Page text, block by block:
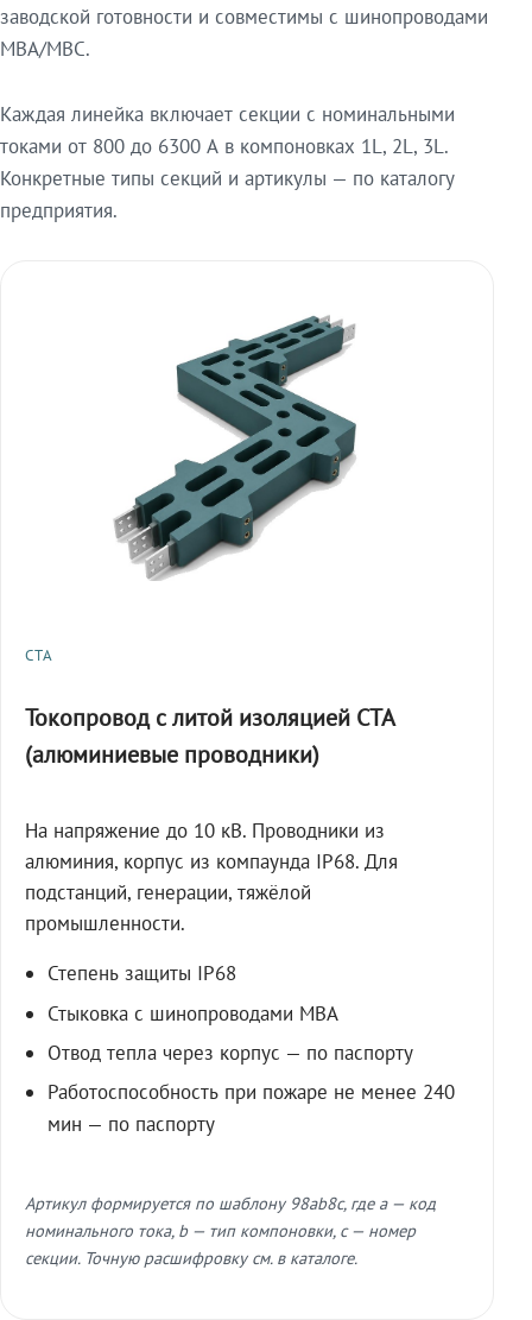
заводской готовности и совместимы с шинопроводами
МВА/МВС.
Каждая линейка включает секции с номинальными
токами от 800 до 6300 А в компоновках 1L, 2L, 3L.
Конкретные типы секций и артикулы — по каталогу
предприятия.
СТА
Токопровод с литой изоляцией СТА
(алюминиевые проводники)
На напряжение до 10 кВ. Проводники из
алюминия, корпус из компаунда IP68. Для
подстанций, генерации, тяжёлой
промышленности.
Степень защиты IP68
Стыковка с шинопроводами МВА
Отвод тепла через корпус — по паспорту
Работоспособность при пожаре не менее 240
мин — по паспорту
Артикул формируется по шаблону 98ab8c, где a — код
номинального тока, b — тип компоновки, c — номер
секции. Точную расшифровку см. в каталоге.